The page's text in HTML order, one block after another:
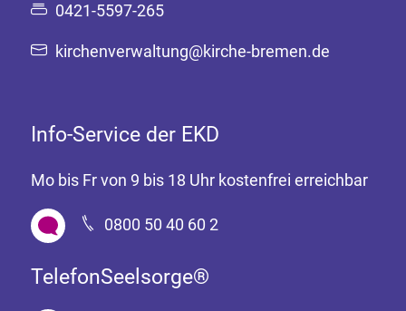
0421-5597-265
kirchenverwaltung@kirche-bremen.de
Info-Service der EKD
Mo bis Fr von 9 bis 18 Uhr kostenfrei erreichbar
0800 50 40 60 2
TelefonSeelsorge®